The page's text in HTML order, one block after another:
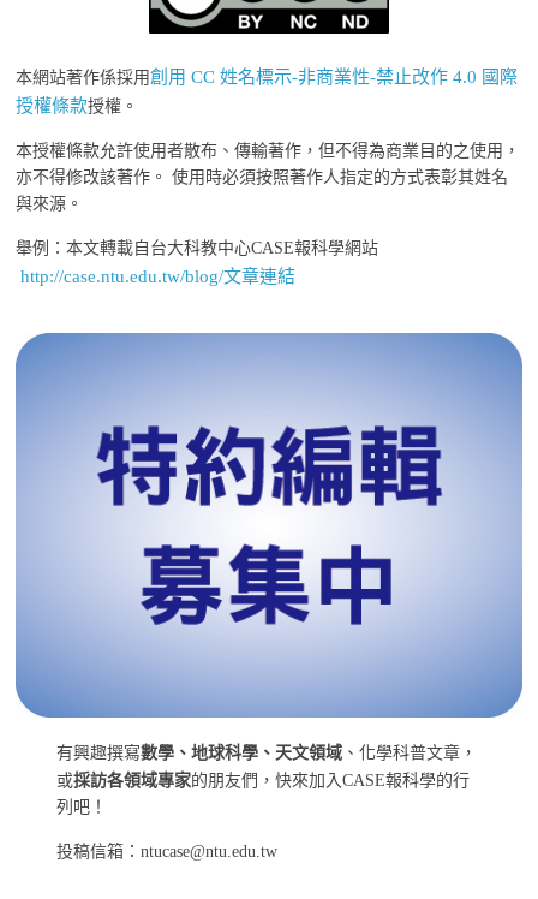
本網站著作係採用創用 CC 姓名標示-非商業性-禁止改作 4.0 國際
授權條款授權。
本授權條款允許使用者散布、傳輸著作，但不得為商業目的之使用，
亦不得修改該著作。 使用時必須按照著作人指定的方式表彰其姓名
與來源。
舉例：本文轉載自台大科教中心CASE報科學網站
http://case.ntu.edu.tw/blog/文章連結
有興趣撰寫數學、地球科學、天文領域 、化學科普文章，
或採訪各領域專家的朋友們，快來加入CASE報科學的行
列吧！
投稿信箱：ntucase@ntu.edu.tw